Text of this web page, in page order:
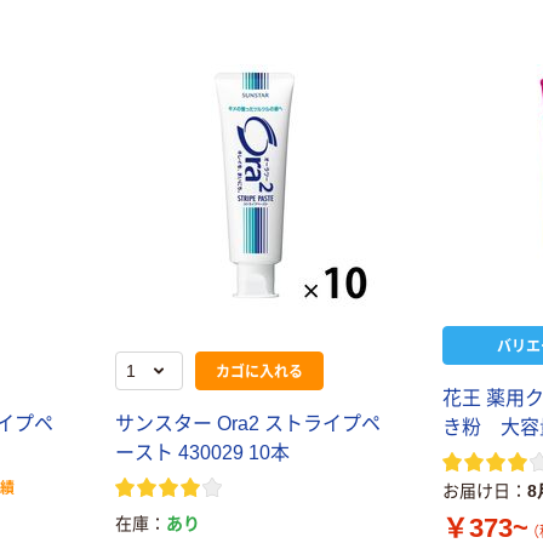
プペ
カゴに入れる
サンスター Ora2 ストライプペ
ースト 430029 10本
在庫
あり
バリエ
花王 薬用
き粉 大容
お届け日 8
￥373~
シュミテクト コ
ンプリートワン
EX プレミアム
歯磨き粉
￥1,024~
（税込）